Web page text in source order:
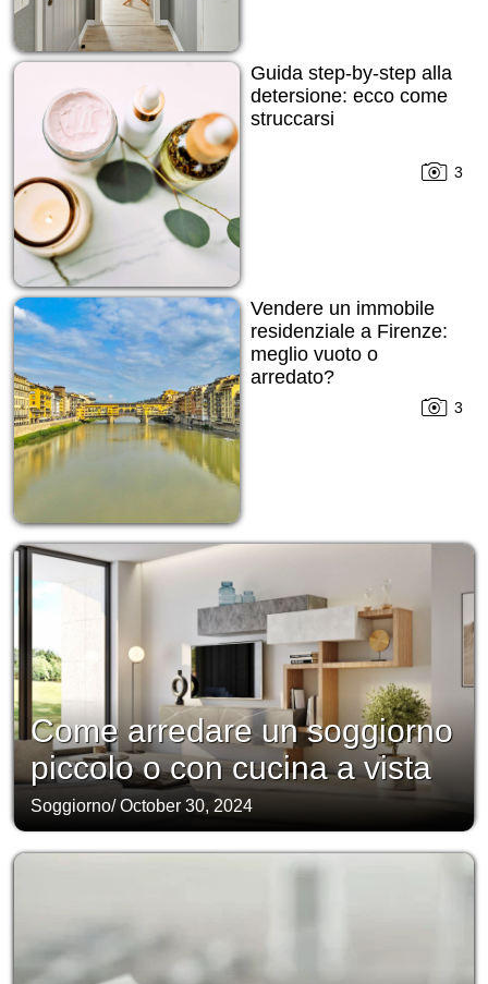
Guida step-by-step alla
detersione: ecco come
struccarsi
3
Vendere un immobile
residenziale a Firenze:
meglio vuoto o
arredato?
3
Come arredare un soggiorno
piccolo o con cucina a vista
Soggiorno/October 30, 2024